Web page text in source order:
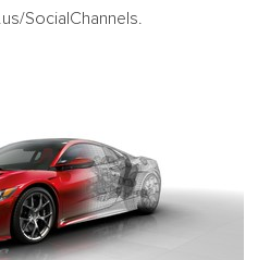
SocialChannels.